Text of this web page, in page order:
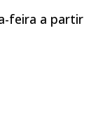
feira a partir